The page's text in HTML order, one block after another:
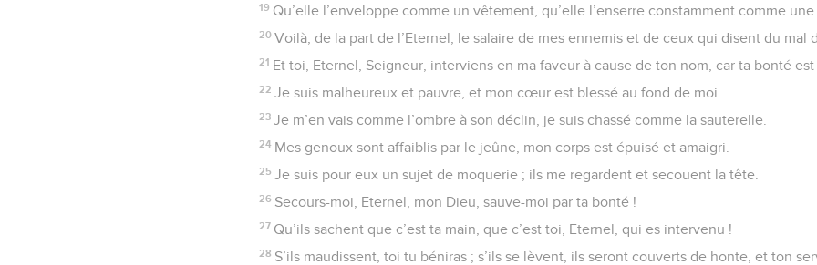
19 Qu’elle l’enveloppe comme un vêtement, qu’elle l’enserre constamment comme
20 Voilà, de la part de l’Eternel, le salaire de mes ennemis et de ceux qui disent du mal
21 Et toi, Eternel, Seigneur, interviens en ma faveur à cause de ton nom, car ta bonté
22 Je suis malheureux et pauvre, et mon cœur est blessé au fond de moi.
23 Je m’en vais comme l’ombre à son déclin, je suis chassé comme la sauterelle.
24 Mes genoux sont affaiblis par le jeûne, mon corps est épuisé et amaigri.
25 Je suis pour eux un sujet de moquerie ; ils me regardent et secouent la tête.
26 Secours-moi, Eternel, mon Dieu, sauve-moi par ta bonté !
27 Qu’ils sachent que c’est ta main, que c’est toi, Eternel, qui es intervenu !
28 S’ils maudissent, toi tu béniras ; s’ils se lèvent, ils seront couverts de honte, et ton